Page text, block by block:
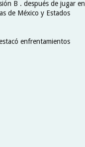
B . después de jugar en
de México y Estados
enfrentamientos